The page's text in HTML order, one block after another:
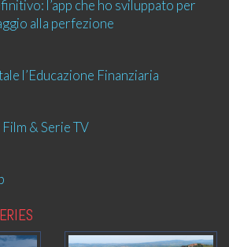
l’app che ho sviluppato per
alla perfezione
l’Educazione Finanziaria
& Serie TV